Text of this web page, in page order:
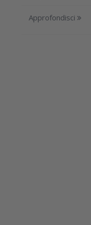
Approfondisci